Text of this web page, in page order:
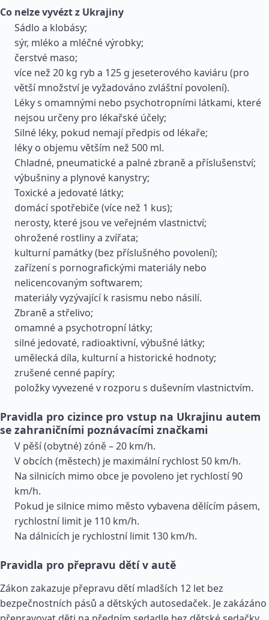
Co nelze vyvézt z Ukrajiny
Sádlo a klobásy;
sýr, mléko a mléčné výrobky;
čerstvé maso;
více než 20 kg ryb a 125 g jeseterového kaviáru (pro
větší množství je vyžadováno zvláštní povolení).
Léky s omamnými nebo psychotropními látkami, které
nejsou určeny pro lékařské účely;
Silné léky, pokud nemají předpis od lékaře;
léky o objemu větším než 500 ml.
Chladné, pneumatické a palné zbraně a příslušenství;
výbušniny a plynové kanystry;
Toxické a jedovaté látky;
domácí spotřebiče (více než 1 kus);
nerosty, které jsou ve veřejném vlastnictví;
ohrožené rostliny a zvířata;
kulturní památky (bez příslušného povolení);
zařízení s pornografickými materiály nebo
nelicencovaným softwarem;
materiály vyzývající k rasismu nebo násilí.
Zbraně a střelivo;
omamné a psychotropní látky;
silné jedovaté, radioaktivní, výbušné látky;
umělecká díla, kulturní a historické hodnoty;
zrušené cenné papíry;
položky vyvezené v rozporu s duševním vlastnictvím.
Pravidla pro cizince pro vstup na Ukrajinu autem
se zahraničními poznávacími značkami
V pěší (obytné) zóně – 20 km/h.
V obcích (městech) je maximální rychlost 50 km/h.
Na silnicích mimo obce je povoleno jet rychlostí 90
km/h.
Pokud je silnice mimo město vybavena dělícím pásem,
rychlostní limit je 110 km/h.
Na dálnicích je rychlostní limit 130 km/h.
Pravidla pro přepravu dětí v autě
Zákon zakazuje přepravu dětí mladších 12 let bez
bezpečnostních pásů a dětských autosedaček. Je zakázáno